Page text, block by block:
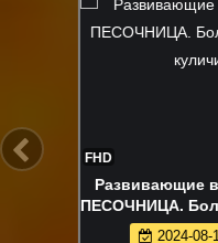
FHD
Ам Ням в
2024-08-